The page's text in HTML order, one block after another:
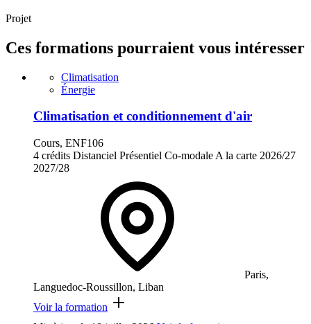
Projet
Ces formations pourraient vous intéresser
Climatisation
Énergie
Climatisation et conditionnement d'air
Cours, ENF106
4 crédits Distanciel Présentiel Co-modale A la carte 2026/27
2027/28
Paris,
Languedoc-Roussillon, Liban
Voir la formation